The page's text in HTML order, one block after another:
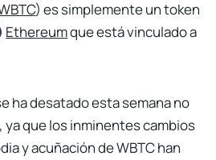
) es simplemente un token
Ethereumque está vinculado a
ha desatado esta semana no
ya que los inminentes cambios
y acuñación de WBTC han